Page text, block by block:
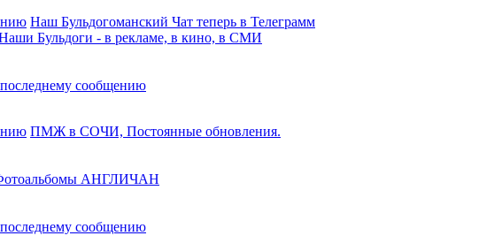
Наш Бульдогоманский Чат теперь в Телеграмм
Бульдоги - в рекламе, в кино, в СМИ
сообщению
ПМЖ в СОЧИ, Постоянные обновления.
АНГЛИЧАН
сообщению